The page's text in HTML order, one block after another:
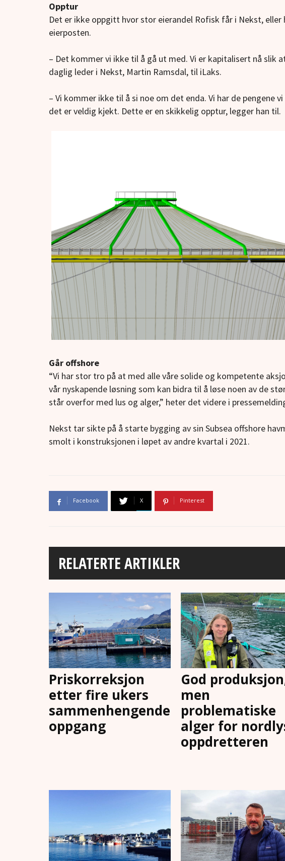
Opptur
Det er ikke oppgitt hvor stor eierandel Rofisk får i Nekst,
eierposten.
– Det kommer vi ikke til å gå ut med. Vi er kapitalisert nå slik
daglig leder i Nekst, Martin Ramsdal, til iLaks.
– Vi kommer ikke til å si noe om det enda. Vi har de pengene
det er veldig kjekt. Dette er en skikkelig opptur, legger han til.
Går offshore
“Vi har stor tro på at med alle våre solide og kompetente
vår nyskapende løsning som kan bidra til å løse noen av de
står overfor med lus og alger,” heter det videre i
Nekst tar sikte på å starte bygging av sin Subsea offshore
smolt i konstruksjonen i løpet av andre kvartal i 2021.
Facebook X Pinterest
RELATERTE ARTIKLER
Priskorreksjon
etter fire ukers
sammenhengende
oppgang
God
men
problematiske
alger for
oppdretteren